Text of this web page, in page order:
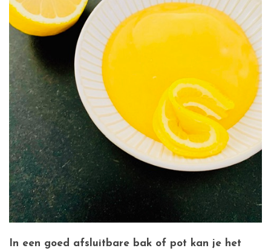
In een goed afsluitbare bak of pot kan je het